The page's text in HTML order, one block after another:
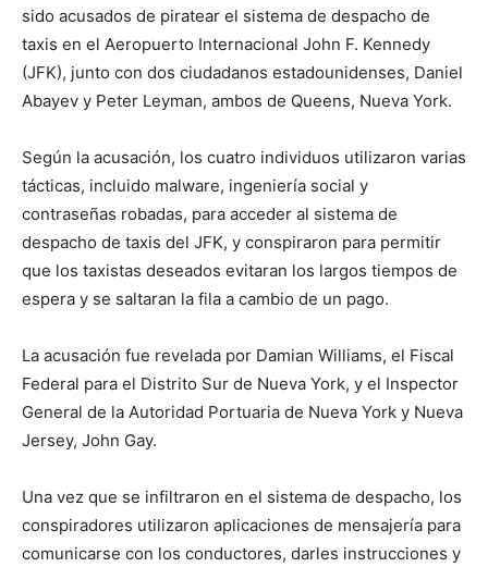
sido acusados ​​de piratear el sistema de despacho de
taxis en el Aeropuerto Internacional John F. Kennedy
(JFK), junto con dos ciudadanos estadounidenses, Daniel
Abayev y Peter Leyman, ambos de Queens, Nueva York.
Según la acusación, los cuatro individuos utilizaron varias
tácticas, incluido malware, ingeniería social y
contraseñas robadas, para acceder al sistema de
despacho de taxis del JFK, y conspiraron para permitir
que los taxistas deseados evitaran los largos tiempos de
espera y se saltaran la fila a cambio de un pago.
La acusación fue revelada por Damian Williams, el Fiscal
Federal para el Distrito Sur de Nueva York, y el Inspector
General de la Autoridad Portuaria de Nueva York y Nueva
Jersey, John Gay.
Una vez que se infiltraron en el sistema de despacho, los
conspiradores utilizaron aplicaciones de mensajería para
comunicarse con los conductores, darles instrucciones y